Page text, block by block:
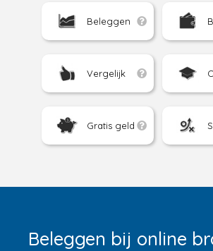
Beleggen
Vergelijk
Gratis geld
Beleggen bij online